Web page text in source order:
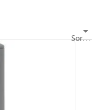
Sortieren nach